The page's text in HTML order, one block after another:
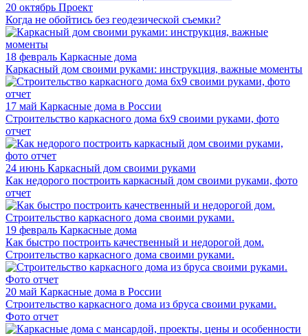
20 октябрь Проект
Когда не обойтись без геодезической съемки?
18 февраль Каркасные дома
Каркасный дом своими руками: инструкция, важные моменты
17 май Каркасные дома в России
Строительство каркасного дома 6х9 своими руками, фото
отчет
24 июнь Каркасный дом своими руками
Как недорого построить каркасный дом своими руками, фото
отчет
19 февраль Каркасные дома
Как быстро построить качественный и недорогой дом.
Строительство каркасного дома своими руками.
20 май Каркасные дома в России
Строительство каркасного дома из бруса своими руками.
Фото отчет